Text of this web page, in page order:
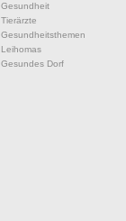
Gesundheit
Tierärzte
Gesundheitsthemen
Leihomas
Gesundes Dorf